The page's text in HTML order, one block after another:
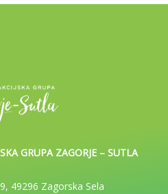
GRUPA ZAGORJE – SUTLA
49296 Zagorska Sela